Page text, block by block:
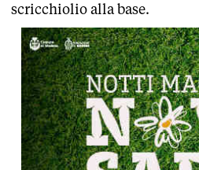
scricchiolio alla base.